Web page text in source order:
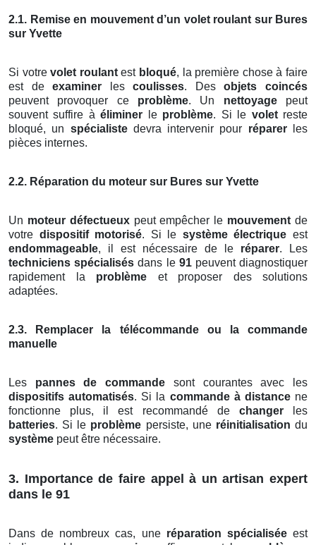
2.1. Remise en mouvement d’un volet roulant sur Bures
sur Yvette
Si votrevolet roulantest bloqué, la première chose à faire
est deexaminer lescoulisses. Desobjets coincés
peuvent provoquer ce problème. Un nettoyagepeut
souvent suffire àéliminer le problème. Si le voletreste
bloqué, un spécialistedevra intervenir pour réparerles
pièces internes.
2.2. Réparation du moteur sur Bures sur Yvette
Un moteur défectueuxpeut empêcher le mouvement de
votre dispositif motorisé. Si le système électrique est
endommageable, il est nécessaire de le réparer. Les
techniciens spécialisés dans le 91peuvent diagnostiquer
rapidement la problème et proposer des solutions
adaptées.
2.3. Remplacer la télécommande ou la commande
manuelle
Les pannes de commande sont courantes avec les
dispositifs automatisés. Si la commande à distancene
fonctionne plus, il est recommandé de changerles
batteries. Si le problème persiste, une réinitialisation du
système peut être nécessaire.
3. Importance de faire appel à un artisan expert
dans le 91
Dans de nombreux cas, une réparation spécialiséeest